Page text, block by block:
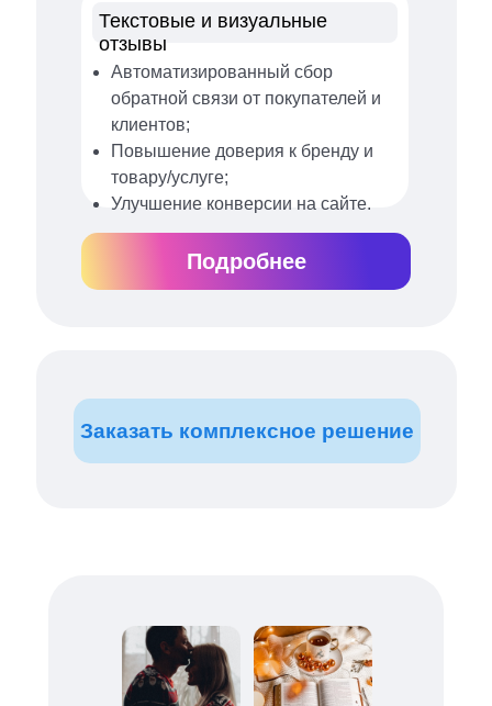
Текстовые и визуальные
отзывы
Автоматизированный сбор
обратной связи от покупателей и
клиентов;
Повышение доверия к бренду и
товару/услуге;
Улучшение конверсии на сайте.
Подробнее
Заказать комплексное решение